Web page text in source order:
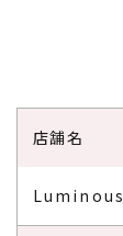
店舗名
Luminous